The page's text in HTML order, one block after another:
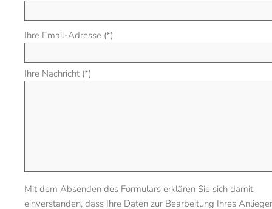
Bitte lasse dieses Feld leer.
Ihre Email-Adresse (*)
Ihre Nachricht (*)
Mit dem Absenden des Formulars erklären Sie sich damit
einverstanden, dass Ihre Daten zur Bearbeitung Ihres